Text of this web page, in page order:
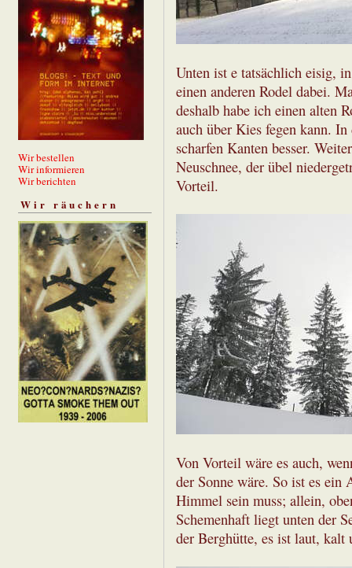
Wir bestellen
Wir informieren
Wir berichten
Wir räuchern
Unten ist e tatsächlich eisig,
einen anderen Rodel dabei.
deshalb habe ich einen alten
auch über Kies fegen kann.
scharfen Kanten besser.
Neuschnee, der übel
Vorteil.
Von Vorteil wäre es auch,
der Sonne wäre. So ist es ein
Himmel sein muss; allein,
Schemenhaft liegt unten der
der Berghütte, es ist laut, kalt